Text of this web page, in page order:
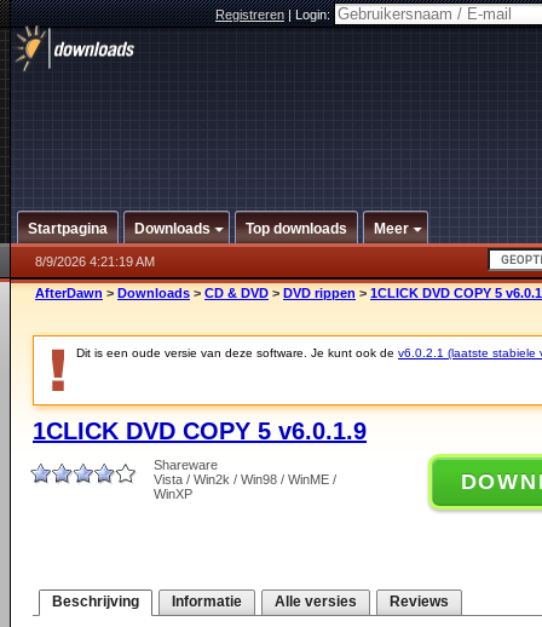
Registreren|Login:
Startpagina Downloads Top downloads Meer
8/9/2026 4:21:19 AM
AfterDawn > Downloads > CD & DVD > DVD rippen > 1CLICK DVD COPY 5
Dit is een oude versie van deze software. Je kunt ook de v6.0.2.1 (laatste stabiele
1CLICK DVD COPY 5 v6.0.1.9
Shareware
Vista / Win2k / Win98 / WinME /
WinXP
Beschrijving Informatie Alle versies Reviews